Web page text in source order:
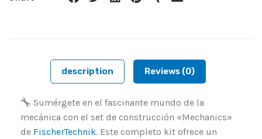
description Reviews (0)
Sumérgete en el fascinante mundo de la
mecánica con el set de construcción «Mechanics»
de FischerTechnik. Este completo kit ofrece un